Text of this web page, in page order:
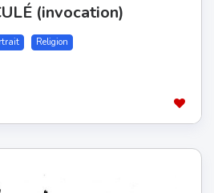
(invocation)
Religion